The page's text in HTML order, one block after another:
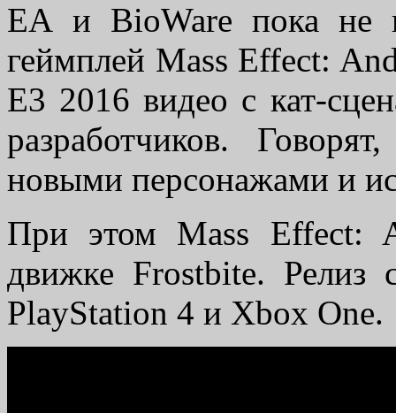
ЕА и BioWare пока не
геймплей Mass Effect:
Е3 2016 видео с кат-
разработчиков.
новыми персонажами и
При этом Mass Effect:
движке Frostbite. Релиз
PlayStation 4 и Xbox One.